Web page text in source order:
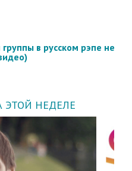
в русском рэпе не
ЭТОЙ НЕДЕЛЕ